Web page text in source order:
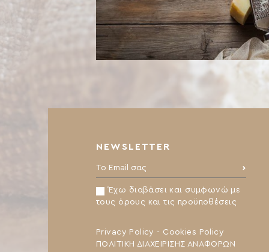
NEWSLETTER
Το Email σας:
Έχω διαβάσει και συμφωνώ με
τους όρους και τις προϋποθέσεις
Privacy Policy - Cookies Policy
ΠΟΛΙΤΙΚΗ ΔΙΑΧΕΙΡΙΣΗΣ ΑΝΑΦΟΡΩΝ